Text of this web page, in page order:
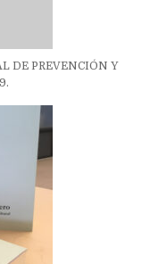
DE PREVENCIÓN Y